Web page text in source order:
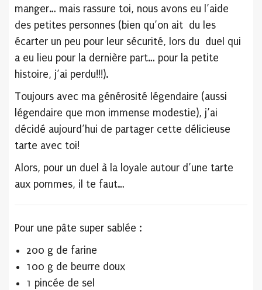
manger… mais rassure toi, nous avons eu l’aide
des petites personnes (bien qu’on ait du les
écarter un peu pour leur sécurité, lors du duel qui
a eu lieu pour la dernière part… pour la petite
histoire, j’ai perdu!!!).
Toujours avec ma générosité légendaire (aussi
légendaire que mon immense modestie), j’ai
décidé aujourd’hui de partager cette délicieuse
tarte avec toi!
Alors, pour un duel à la loyale autour d’une tarte
aux pommes, il te faut…
Pour une pâte super sablée :
200 g de farine
100 g de beurre doux
1 pincée de sel